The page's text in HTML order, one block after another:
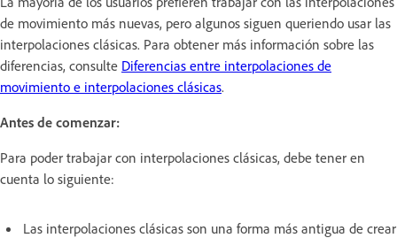
de movimiento más nuevas, pero algunos siguen queriendo usar las
interpolaciones clásicas. Para obtener más información sobre las
diferencias, consulte Diferencias entre interpolaciones de
movimiento e interpolaciones clásicas.
Antes de comenzar:
Para poder trabajar con interpolaciones clásicas, debe tener en
cuenta lo siguiente:
Las interpolaciones clásicas son una forma más antigua de crear